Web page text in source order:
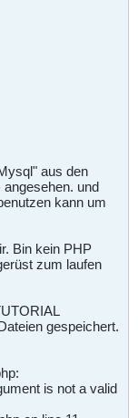
aus den
und
kann um
Bin kein PHP
zum laufen
gespeichert.
is not a valid